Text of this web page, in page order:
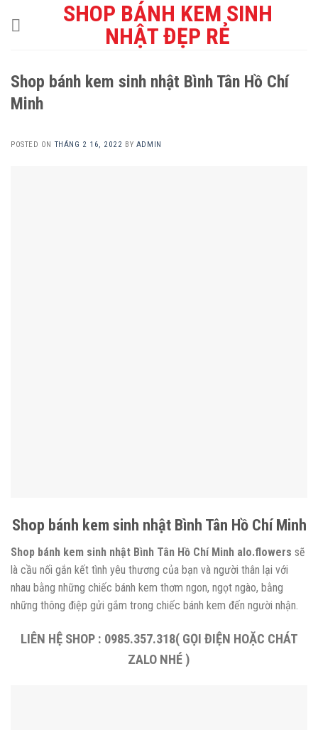
SHOP BÁNH KEM SINH
NHẬT ĐẸP RẺ
Shop bánh kem sinh nhật Bình Tân Hồ Chí
Minh
POSTED ON THÁNG 2 16, 2022 BY ADMIN
Shop bánh kem sinh nhật Bình Tân Hồ Chí Minh
Shop bánh kem sinh nhật Bình Tân Hồ Chí Minh alo.flowers sẽ
là cầu nối gắn kết tình yêu thương của bạn và người thân lại với
nhau bằng những chiếc bánh kem thơm ngon, ngọt ngào, bằng
những thông điệp gửi gắm trong chiếc bánh kem đến người nhận.
LIÊN HỆ SHOP : 0985.357.318( GỌI ĐIỆN HOẶC CHÁT
ZALO NHÉ )